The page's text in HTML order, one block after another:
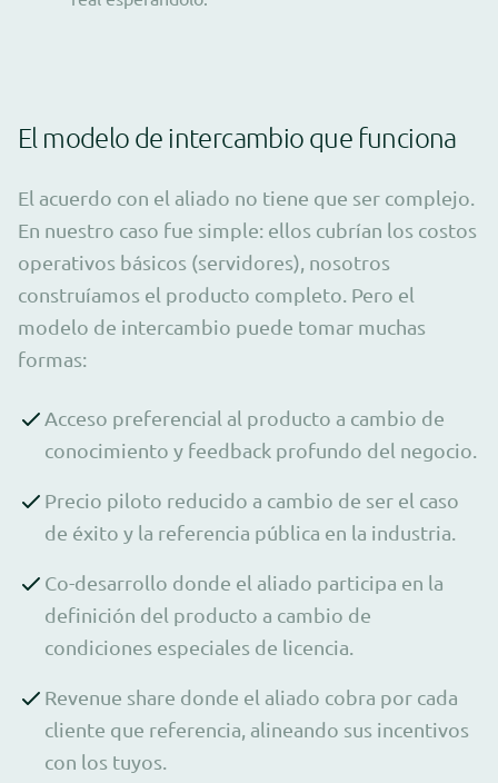
El modelo de intercambio que funciona
El acuerdo con el aliado no tiene que ser complejo.
En nuestro caso fue simple: ellos cubrían los costos
operativos básicos (servidores), nosotros
construíamos el producto completo. Pero el
modelo de intercambio puede tomar muchas
formas:
Acceso preferencial al producto a cambio de
conocimiento y feedback profundo del negocio.
Precio piloto reducido a cambio de ser el caso
de éxito y la referencia pública en la industria.
Co-desarrollo donde el aliado participa en la
definición del producto a cambio de
condiciones especiales de licencia.
Revenue share donde el aliado cobra por cada
cliente que referencia, alineando sus incentivos
con los tuyos.